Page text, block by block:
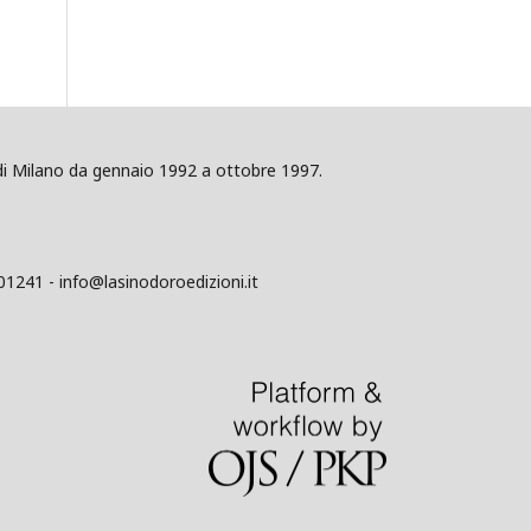
Milano da gennaio 1992 a ottobre 1997.
- info@lasinodoroedizioni.it